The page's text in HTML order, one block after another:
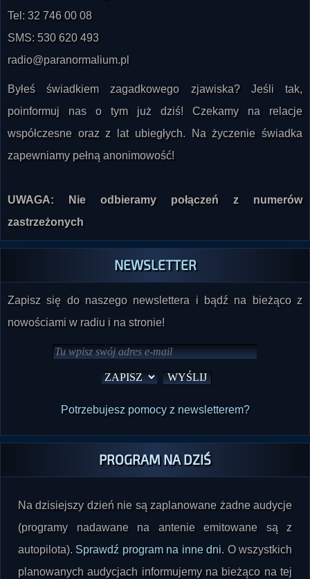
Tel: 32 746 00 08
SMS: 530 620 493
radio@paranormalium.pl
Byłeś świadkiem zagadkowego zjawiska? Jeśli tak,
poinformuj nas o tym już dziś! Czekamy na relacje
współczesne oraz z lat ubiegłych. Na życzenie świadka
zapewniamy pełną anonimowość!
UWAGA: Nie odbieramy połączeń z numerów
zastrzeżonych
NEWSLETTER
Zapisz się do naszego newslettera i bądź na bieżąco z
nowościami w radiu i na stronie!
Potrzebujesz pomocy z newsletterem?
PROGRAM NA DZIŚ
Na dzisiejszy dzień nie są zaplanowane żadne audycje
(programy nadawane na antenie emitowane są z
autopilota). Sprawdź program na inne dni. O wszystkich
planowanych audycjach informujemy na bieżąco na tej